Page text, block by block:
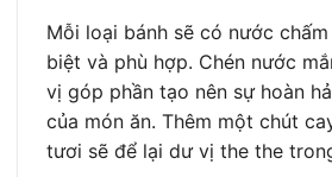
Mỗi loại bánh sẽ có nước
biệt và phù hợp. Chén nước
vị góp phần tạo nên sự hoàn
của món ăn. Thêm một chút
tươi sẽ để lại dư vị the the